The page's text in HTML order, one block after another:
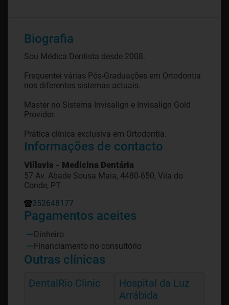
Biografia
Sou Médica Dentista desde 2008.
Frequentei várias Pós-Graduações em Ortodontia
nos diferentes sistemas actuais.
Master no Sistema Invisalign e Invisalign Gold
Provider.
Prática clínica exclusiva em Ortodontia.
Informações de contacto
Villavis - Medicina Dentária
57 Av. Abade Sousa Maia, 4480-650, Vila do
Conde, PT
252648177
Pagamentos aceites
Dinheiro
Financiamento no consultório
Outras clínicas
DentalRio Clinic
Hospital da Luz
Arrábida